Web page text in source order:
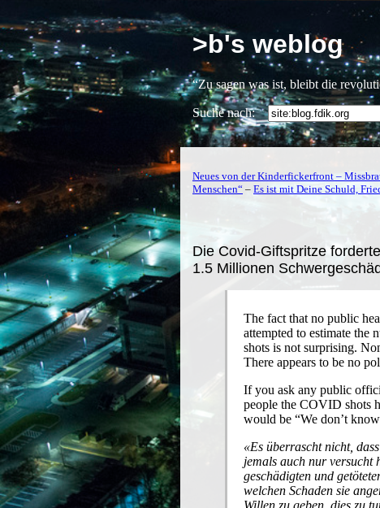
>b's weblog
“Zu sagen was ist, bleibt die
Suche nach:
Neues von der Kinderfickerfront –
Menschen“ – Es ist mit Deine Schuld,
Die Covid-Giftspritze
1.5 Millionen
The fact that no public
attempted to estimate the
shots is not surprising.
There appears to be no
If you ask any public
people the COVID shots
would be “We don’t
Es überrascht nicht,
jemals auch nur
geschädigten und
welchen Schaden sie
Willen zu geben, dies zu